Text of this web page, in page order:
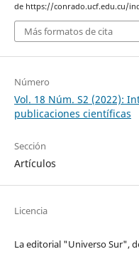
de https://conrado.ucf.edu.cu/
Más formatos de cita
Número
Vol. 18 Núm. S2 (2022):
publicaciones científicas
Sección
Artículos
Licencia
La editorial "Universo Sur",